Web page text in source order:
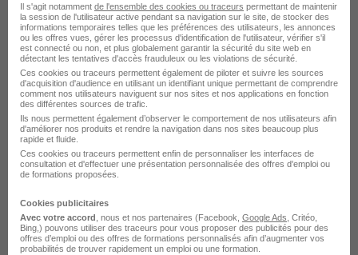
L'emploi par métier
Emploi Agent d'accueil
Emploi Assistant chef de projet
Emploi Assistant de gestion
Emploi Assistant de manager
Emploi Assistant technique
Emploi Assistante de direction
Il s'agit notamment de l'ensemble des cookies ou traceurs permettant de maintenir
la session de l'utilisateur active pendant sa navigation sur le site, de stocker des
informations temporaires telles que les préférences des utilisateurs, les annonces
ou les offres vues, gérer les processus d'identification de l'utilisateur, vérifier s'il
est connecté ou non, et plus globalement garantir la sécurité du site web en
détectant les tentatives d'accès frauduleux ou les violations de sécurité.
Ces cookies ou traceurs permettent également de piloter et suivre les sources
d'acquisition d'audience en utilisant un identifiant unique permettant de comprendre
comment nos utilisateurs naviguent sur nos sites et nos applications en fonction
des différentes sources de trafic.
Ils nous permettent également d’observer le comportement de nos utilisateurs afin
d'améliorer nos produits et rendre la navigation dans nos sites beaucoup plus
rapide et fluide.
Ces cookies ou traceurs permettent enfin de personnaliser les interfaces de
consultation et d'effectuer une présentation personnalisée des offres d'emploi ou
de formations proposées.
Cookies publicitaires
Avec votre accord , nous et nos partenaires (Facebook, Google Ads , Critéo,
Bing,) pouvons utiliser des traceurs pour vous proposer des publicités pour des
offres d’emploi ou des offres de formations personnalisés afin d’augmenter vos
probabilités de trouver rapidement un emploi ou une formation.